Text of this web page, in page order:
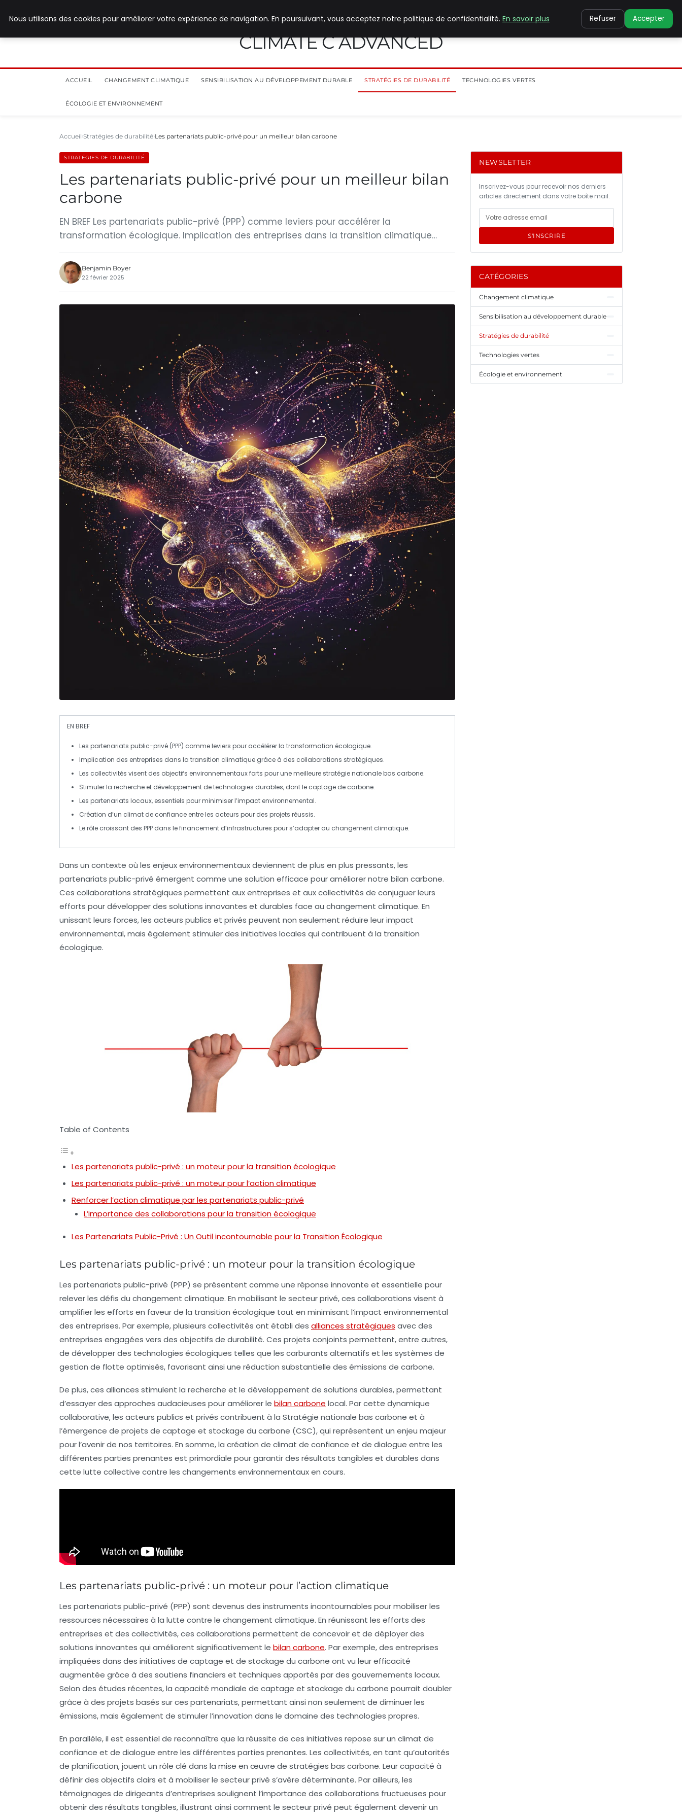
CLIMATE C ADVANCED
ACCUEIL CHANGEMENT CLIMATIQUE SENSIBILISATION AU DÉVELOPPEMENT DURABLE STRATÉGIES DE DURABILITÉ TECHNOLOGIES VERTES
ÉCOLOGIE ET ENVIRONNEMENT
Accueil Stratégies de durabilité Les partenariats public-privé pour un meilleur bilan carbone
STRATÉGIES DE DURABILITÉ
Les partenariats public-privé pour un meilleur bilan
carbone
EN BREF Les partenariats public-privé (PPP) comme leviers pour accélérer la
transformation écologique. Implication des entreprises dans la transition climatique…
Benjamin Boyer
22 février 2025
EN BREF
Les partenariats public-privé (PPP) comme leviers pour accélérer la transformation écologique.
Implication des entreprises dans la transition climatique grâce à des collaborations stratégiques.
Les collectivités visent des objectifs environnementauxforts pour une meilleure stratégie nationale bas carbone.
Stimuler la recherche et développement de technologies durables, dont le captage de carbone.
Les partenariats locaux, essentiels pour minimiser l’impact environnemental.
Création d’un climat de confiance entre les acteurs pour des projets réussis.
Le rôle croissant des PPP dans le financement d’infrastructures pour s’adapter au changement climatique.
Dans un contexte où les enjeux environnementaux deviennent de plus en plus pressants, les
partenariats public-privé émergent comme une solution efficace pour améliorer notre bilan carbone.
Ces collaborations stratégiques permettent aux entreprises et aux collectivités de conjuguer leurs
efforts pour développer des solutions innovantes et durables face au changement climatique. En
unissant leurs forces, les acteurs publics et privés peuvent non seulement réduire leur impact
environnemental, mais également stimuler des initiatives locales qui contribuent à la transition
écologique.
Table of Contents
Les partenariats public-privé : un moteur pour la transition écologique
Les partenariats public-privé : un moteur pour l’action climatique
Renforcer l’action climatique par les partenariats public-privé
L’importance des collaborations pour la transition écologique
Les Partenariats Public-Privé : Un Outil incontournable pour la Transition Écologique
Les partenariats public-privé : un moteur pour la transition écologique
Les partenariats public-privé (PPP) se présentent comme une réponse innovante et essentielle pour
relever les défis du changement climatique. En mobilisant le secteurprivé, ces collaborations visent à
amplifier les efforts en faveur de la transition écologique tout en minimisant l’impact environnemental
des entreprises. Par exemple, plusieurs collectivités ont établi des alliances stratégiques avec des
entreprises engagées vers des objectifs de durabilité. Ces projets conjoints permettent, entre autres,
de développer des technologies écologiques telles que les carburants alternatifs et les systèmes de
gestion de flotte optimisés, favorisant ainsi une réduction substantielle des émissions de carbone.
De plus, ces alliances stimulent la recherche et le développement de solutions durables, permettant
d’essayer des approches audacieuses pour améliorer le bilan carbone local. Par cette dynamique
collaborative, les acteurs publics et privés contribuent à la Stratégie nationale bas carbone et à
l’émergence de projets de captage et stockage du carbone (CSC), qui représentent un enjeu majeur
pour l’avenir de nos territoires. En somme, la création de climat de confiance et de dialogue entre les
différentes parties prenantes est primordiale pour garantir des résultats tangibles et durables dans
cette lutte collective contre les changements environnementaux en cours.
Les partenariats public-privé : un moteur pour l’action climatique
Les partenariats public-privé (PPP) sont devenus des instruments incontournables pour mobiliser les
ressources nécessaires à la lutte contre le changement climatique. En réunissant les efforts des
entreprises et des collectivités, ces collaborations permettent de concevoir et de déployer des
solutions innovantes qui améliorent significativement le bilan carbone. Par exemple, des entreprises
impliquées dans des initiatives de captage et de stockage du carbone ont vu leur efficacité
augmentée grâce à des soutiens financiers et techniques apportés par des gouvernements locaux.
Selon des études récentes, la capacité mondiale de captage et stockage du carbone pourrait doubler
grâce à des projets basés sur ces partenariats, permettant ainsi non seulement de diminuer les
émissions, mais également de stimuler l’innovation dans le domaine des technologies propres.
En parallèle, il est essentiel de reconnaître que la réussite de ces initiatives repose sur un climat de
confiance et de dialogue entre les différentes parties prenantes. Les collectivités, en tant qu’autorités
de planification, jouent un rôle clé dans la mise en œuvre de stratégies bas carbone. Leur capacité à
définir des objectifs clairs et à mobiliser le secteur privé s’avère déterminante. Par ailleurs, les
témoignages de dirigeants d’entreprises soulignent l’importance des collaborations fructueuses pour
obtenir des résultats tangibles, illustrant ainsi comment le secteur privé peut également devenir un
NEWSLETTER
Inscrivez-vous pour recevoir nos derniers
articles directement dans votre boîte mail.
S'INSCRIRE
CATÉGORIES
Changement climatique
Sensibilisation au développement durable
Stratégies de durabilité
Technologies vertes
Écologie et environnement
Nous utilisons des cookies pour améliorer votre expérience de navigation. En poursuivant, vous acceptez notre politique de confidentialité. En savoir plus Refuser Accepter